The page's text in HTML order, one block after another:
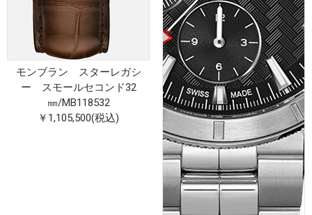
モンブラン スターレガシ
ー スモールセコンド32
㎜/MB118532
￥1,105,500(税込)